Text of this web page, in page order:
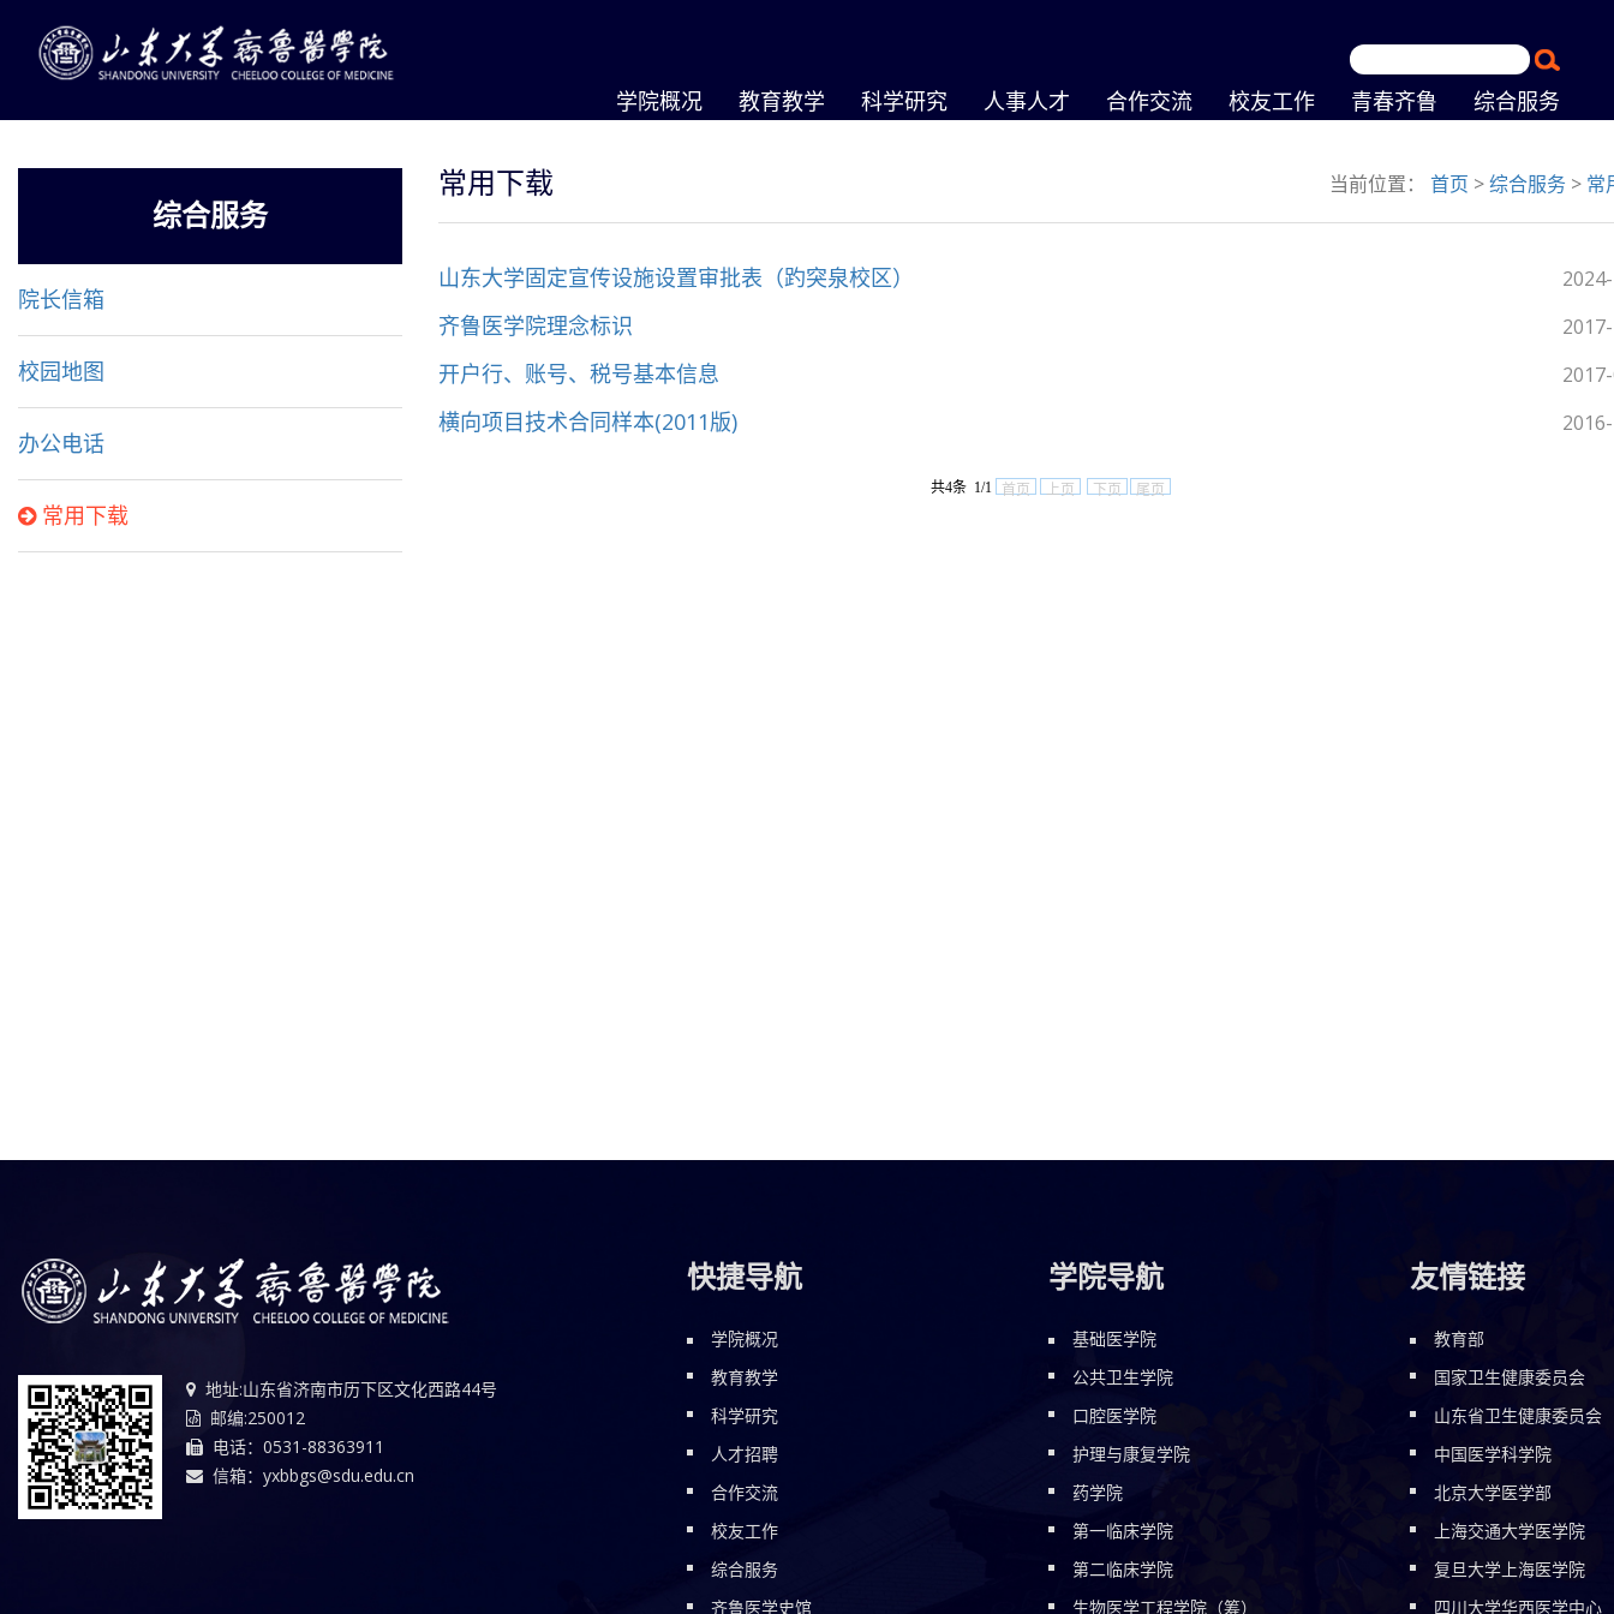
学院概况 教育教学 科学研究 人事人才 合作交流 校友工作 青春齐鲁 综合服务
综合服务
院长信箱
校园地图
办公电话
常用下载
常用下载 当前位置： 首页 >综合服务 > 常
山东大学固定宣传设施设置审批表（趵突泉校区）
齐鲁医学院理念标识
开户行、账号、税号基本信息
横向项目技术合同样本(2011版)
共4条 1/1 首页 上页 下页 尾页
地址:山东省济南市历下区文化西路44号
邮编:250012
电话：0531-88363911
信箱：yxbbgs@sdu.edu.cn
快捷导航
学院概况
教育教学
科学研究
人才招聘
合作交流
校友工作
综合服务
齐鲁医学史馆
学院导航
基础医学院
公共卫生学院
口腔医学院
护理与康复学院
药学院
第一临床学院
第二临床学院
生物医学工程学院（筹）
友情链接
教育部
国家卫生健康委员会
山东省卫生健康委员会
中国医学科学院
北京大学医学部
上海交通大学医学院
复旦大学上海医学院
四川大学华西医学中心